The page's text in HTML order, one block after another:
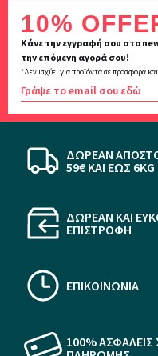
Inscription
newsletter
10%
Κάνε την εγγραφή σου στο
την επόμενη αγορά σου!
*Δεν ισχύει για προϊόντα σε προσφορά
ΔΩΡΕΑΝ
59€ KAI ΕΩΣ 6KG
ΔΩΡΕΑΝ ΚΑΙ
ΕΠΙΣΤΡΟΦΗ
ΕΠΙΚΟΙΝΩΝΙΑ
100%